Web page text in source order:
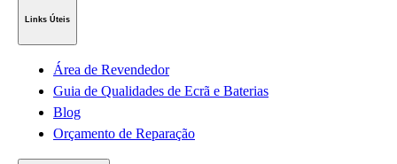
Links Úteis
Área de Revendedor
Guia de Qualidades de Ecrã e Baterias
Blog
Orçamento de Reparação